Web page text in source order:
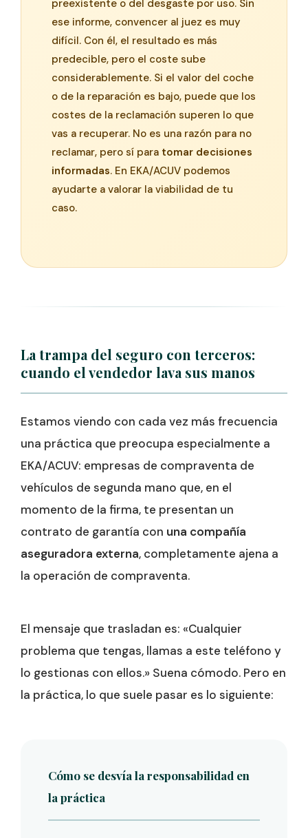
preexistente o del desgaste por uso. Sin
ese informe, convencer al juez es muy
difícil. Con él, el resultado es más
predecible, pero el coste sube
considerablemente. Si el valor del coche
o de la reparación es bajo, puede que los
costes de la reclamación superen lo que
vas a recuperar. No es una razón para no
reclamar, pero sí para tomar decisiones
informadas. En EKA/ACUV podemos
ayudarte a valorar la viabilidad de tu
caso.
La trampa del seguro con terceros:
cuando el vendedor lava sus manos
Estamos viendo con cada vez más frecuencia
una práctica que preocupa especialmente a
EKA/ACUV: empresas de compraventa de
vehículos de segunda mano que, en el
momento de la firma, te presentan un
contrato de garantía con una compañía
aseguradora externa, completamente ajena a
la operación de compraventa.
El mensaje que trasladan es: «Cualquier
problema que tengas, llamas a este teléfono y
lo gestionas con ellos.» Suena cómodo. Pero en
la práctica, lo que suele pasar es lo siguiente:
Cómo se desvía la responsabilidad en
la práctica